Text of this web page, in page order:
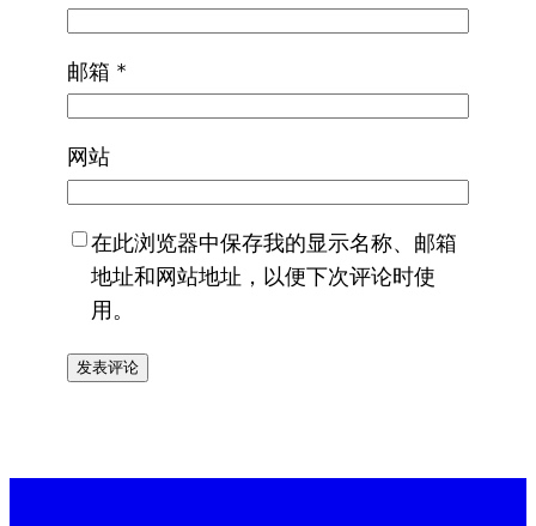
邮箱 *
网站
在此浏览器中保存我的显示名称、邮箱
地址和网站地址，以便下次评论时使
用。